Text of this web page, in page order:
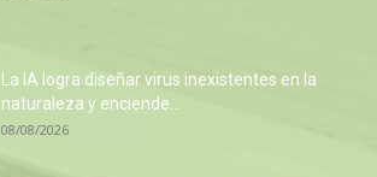
La IA logra diseñar virus inexistentes en la
naturaleza y enciende...
08/08/2026